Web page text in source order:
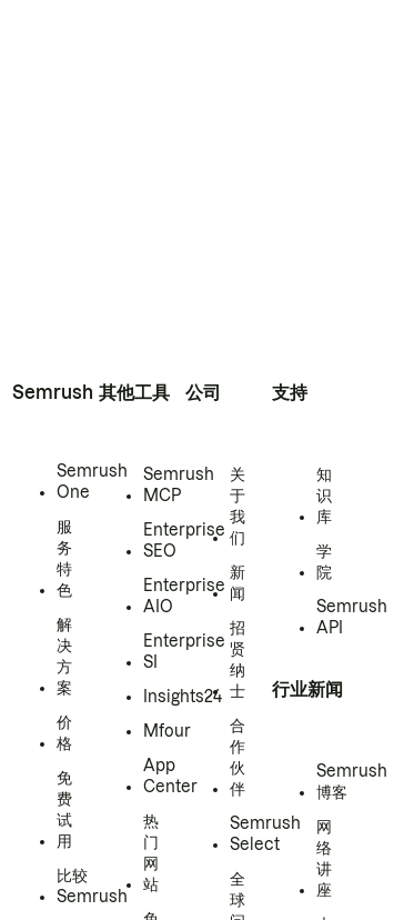
Semrush
Semrush
One
服
务
特
色
解
决
方
案
价
格
免
费
试
用
比较
Semrush
其他工具
Semrush
MCP
Enterprise
SEO
Enterprise
AIO
Enterprise
SI
Insights24
Mfour
App
Center
热
门
网
站
公司
关
于
我
们
新
闻
招
贤
纳
士
合
作
伙
伴
Semrush
Select
全
球
支持
知
识
库
学
院
Semrush
API
行业新闻
Semrush
博客
网
络
讲
座